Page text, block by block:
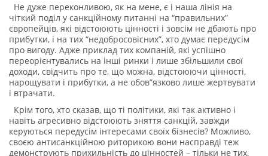
Не дуже переконливою, як на мене, є і наша лінія на
чіткий поділ у санкційному питанні на “правильних”
європейців, які відстоюють цінності і зовсім не дбають про
прибутки, і на тих “недобросовісних”, хто думає передусім
про вигоду. Адже приклад тих компаній, які успішно
переорієнтувались на інші ринки і лише збільшили свої
доходи, свідчить про те, що можна, відстоюючи цінності,
нарощувати і прибутки, а не обов”язково лише жертвувати
і втрачати.
Крім того, хто сказав, що ті політики, які так активно і
навіть агресивно відстоюють зняття санкцій, завжди
керуються передусім інтересами своїх бізнесів? Можливо,
своєю антисанкційною риторикою вони насправді теж
демонструють прихильність до цінностей – тільки не тих,